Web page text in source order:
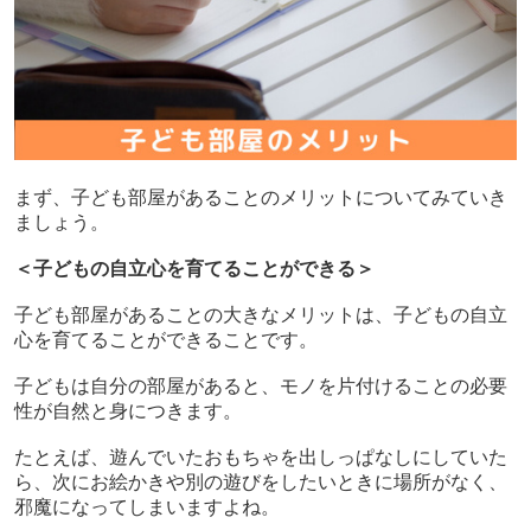
まず、子ども部屋があることのメリットについてみていき
ましょう。
＜子どもの自立心を育てることができる＞
子ども部屋があることの大きなメリットは、子どもの自立
心を育てることができることです。
子どもは自分の部屋があると、モノを片付けることの必要
性が自然と身につきます。
たとえば、遊んでいたおもちゃを出しっぱなしにしていた
ら、次にお絵かきや別の遊びをしたいときに場所がなく、
邪魔になってしまいますよね。